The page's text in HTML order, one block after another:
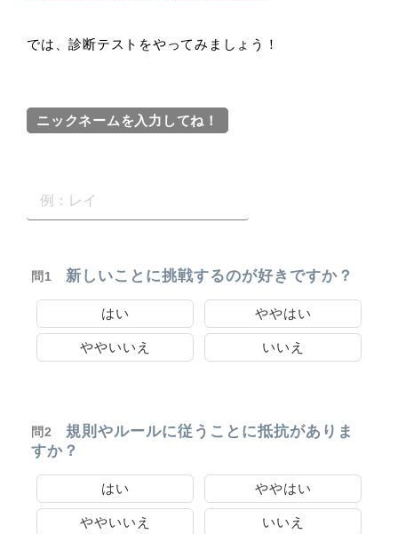
では、診断テストをやってみましょう！
ニックネームを入力してね！
問1 新しいことに挑戦するのが好きですか？
はい ややはい
ややいいえ いいえ
問2
規則やルールに従うことに抵抗がありま
すか？
はい ややはい
ややいいえ いいえ